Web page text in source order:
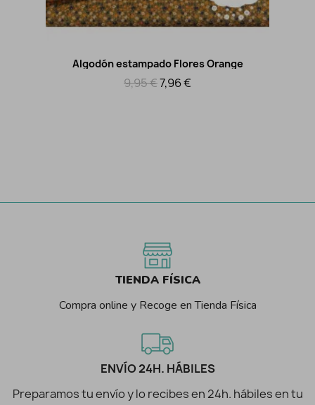
Vista rápida
Algodón estampado Flores Orange
9,95 €7,96 €
TIENDA FÍSICA
Compra online y Recoge en Tienda Física
ENVÍO 24H. HÁBILES
Preparamos tu envío y lo recibes en 24h. hábiles en tu